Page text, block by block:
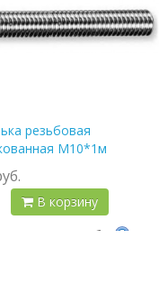
резьбовая
М10*1м
В корзину
карте:
52 руб.